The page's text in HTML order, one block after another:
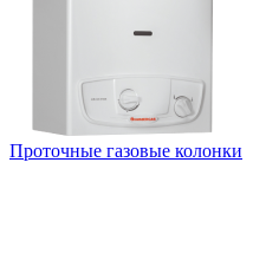
Проточные газовые колонки